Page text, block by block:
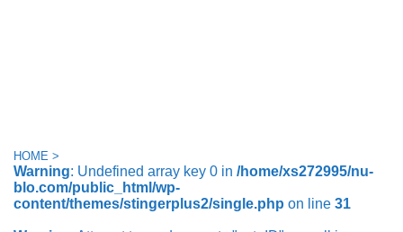
HOME >
Warning: Undefined array key 0 in /home/xs272995/nu-
blo.com/public_html/wp-
content/themes/stingerplus2/single.php on line 31